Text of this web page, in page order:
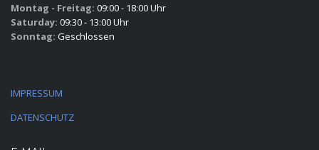
Montag - Freitag: 09:00 - 18:00 Uhr
Saturday: 09:30 - 13:00 Uhr
Sonntag: Geschlossen
IMPRESSUM
DATENSCHUTZ